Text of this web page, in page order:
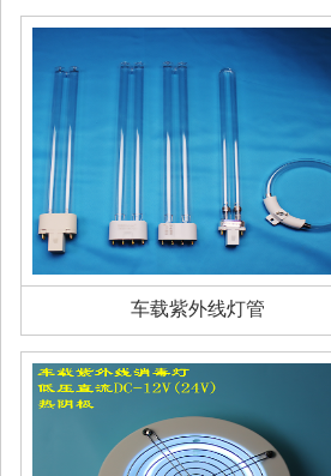
车载紫外线灯管